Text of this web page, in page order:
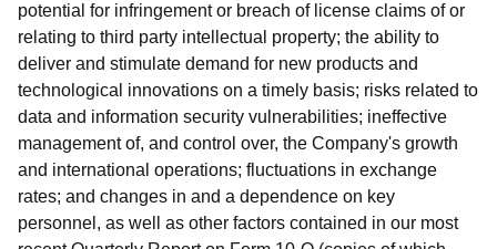
potential for infringement or breach of license claims of or
relating to third party intellectual property; the ability to
deliver and stimulate demand for new products and
technological innovations on a timely basis; risks related to
data and information security vulnerabilities; ineffective
management of, and control over, the Company's growth
and international operations; fluctuations in exchange
rates; and changes in and a dependence on key
personnel, as well as other factors contained in our most